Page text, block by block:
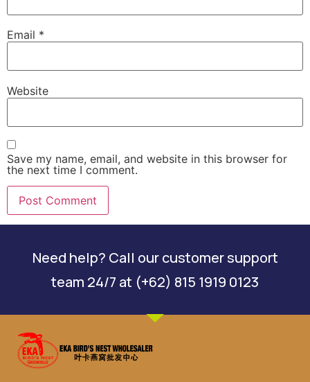
Email *
Website
Save my name, email, and website in this browser for
the next time I comment.
Need help? Call our customer support
team 24/7 at (+62) 815 1919 0123